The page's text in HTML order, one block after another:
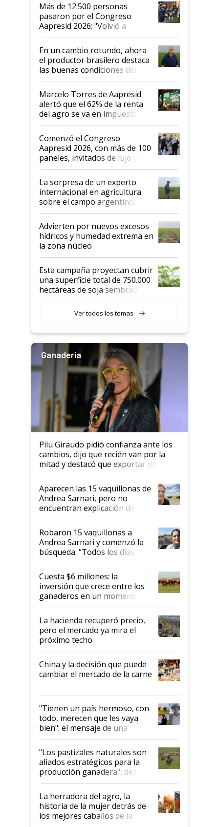
Más de 12.500 personas
pasaron por el Congreso
Aapresid 2026: "Volvió a
demostrar que hablar del
suelo es hablar de todo el
sistema productivo"
En un cambio rotundo, ahora
el productor brasilero destaca
las buenas condiciones del
agro argentino para invertir:
"Los veo más motivados"
Marcelo Torres de Aapresid
alertó que el 62% de la renta
del agro se va en impuestos:
"No es bueno que en
Argentina se sigan discutiendo
las mismas cosas de hace 50
años"
Comenzó el Congreso
Aapresid 2026, con más de 100
paneles, invitados de lujo y
todas las tendencias
La sorpresa de un experto
internacional en agricultura
sobre el campo argentino:
"Estoy muy impresionado"
Advierten por nuevos excesos
hídricos y humedad extrema en
la zona núcleo
Esta campaña proyectan cubrir
una superficie total de 750.000
hectáreas de soja sembradas
variedades que marcan un
salto tecnológico en genética y
Ver todos los temas
Ganadería
Pilu Giraudo pidió confianza ante los
cambios, dijo que recién van por la
mitad y destacó que exportar dejó de
ser "para unos pocos": "Tenemos un
mandato muy claro del gobierno
nacional"
Aparecen las 15 vaquillonas de
Andrea Sarnari, pero no
encuentran explicación de
cómo llegaron allí
Robaron 15 vaquillonas a
Andrea Sarnari y comenzó la
búsqueda: “Todos los días le
toca a algún productor”
Cuesta $6 millones: la
inversión que crece entre los
ganaderos en un momento
histórico para la actividad
La hacienda recuperó precio,
pero el mercado ya mira el
próximo techo
China y la decisión que puede
cambiar el mercado de la carne
"Tienen un país hermoso, con
todo, merecen que les vaya
bien": el mensaje de una
ganadera uruguaya sobre las
oportunidades que se abren
para el agro en Argentina, con
foco en la carne
"Los pastizales naturales son
aliados estratégicos para la
producción ganadera", destaca
la iniciativa que ya reúne a 46
establecimientos en Argentina
La herradora del agro, la
historia de la mujer detrás de
los mejores caballos de la